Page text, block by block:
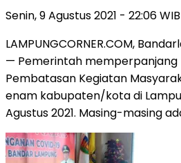
Senin, 9 Agustus 2021 - 22:06 WIB
LAMPUNGCORNER.COM,
— Pemerintah memperpanjang
Pembatasan Kegiatan
enam kabupaten/kota di
Agustus 2021. Masing-masing